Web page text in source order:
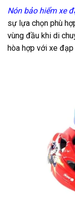
Nón bảo hiểm xe
sự lựa chọn phù
vùng đầu khi di
hòa hợp với xe đạp